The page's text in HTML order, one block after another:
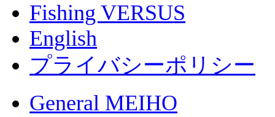
Fishing VERSUS
English
プライバシーポリシー
General MEIHO